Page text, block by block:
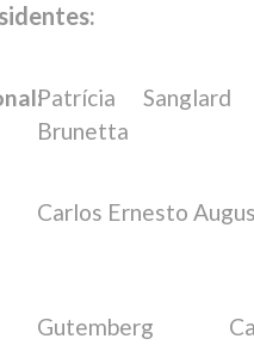
Patrícia Sanglard
Brunetta
Carlos Ernesto
Gutemberg